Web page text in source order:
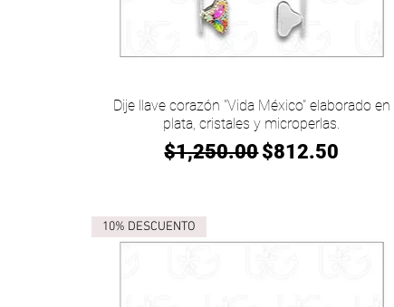
Vista rápida
Dije llave corazón "Vida México" elaborado en
plata, cristales y microperlas.
Precio
$1,250.00Precio de oferta
$812.50
10% DESCUENTO